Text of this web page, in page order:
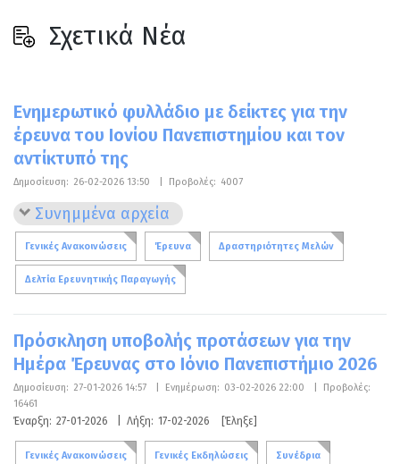
Σχετικά Νέα
Ενημερωτικό φυλλάδιο με δείκτες για την
έρευνα του Ιονίου Πανεπιστημίου και τον
αντίκτυπό της
Δημοσίευση: 26-02-2026 13:50 Προβολές: 4007
Συνημμένα αρχεία
Γενικές Ανακοινώσεις Έρευνα Δραστηριότητες Μελών
Δελτία Ερευνητικής Παραγωγής
Πρόσκληση υποβολής προτάσεων για την
Ημέρα Έρευνας στο Ιόνιο Πανεπιστήμιο 2026
Δημοσίευση: 27-01-2026 14:57 Ενημέρωση: 03-02-2026 22:00
Προβολές:
16461
Έναρξη: 27-01-2026 Λήξη: 17-02-2026 [Έληξε]
Γενικές Ανακοινώσεις Γενικές Εκδηλώσεις Συνέδρια